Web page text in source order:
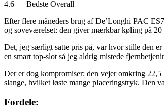
4.6 — Bedste Overall
Efter flere måneders brug af De’Longhi PAC
og soveværelset: den giver mærkbar køling på
Det, jeg særligt satte pris på, var hvor stille den
en smart top-slot så jeg aldrig mistede
Der er dog kompromiser: den vejer omkring
slange, hvilket løste mange placeringstryk. Den
Fordele: